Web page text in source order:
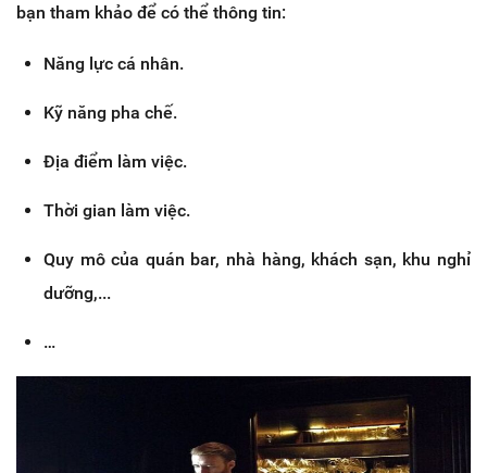
bạn tham khảo để có thể thông tin:
Năng lực cá nhân.
Kỹ năng pha chế.
Địa điểm làm việc.
Thời gian làm việc.
Quy mô của quán bar, nhà hàng, khách sạn, khu nghỉ
dưỡng,...
…